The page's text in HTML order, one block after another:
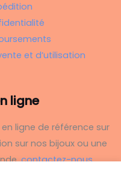
et d’utilisation
ligne
ligne de référence sur
sur nos bijoux ou une
contactez-nous.